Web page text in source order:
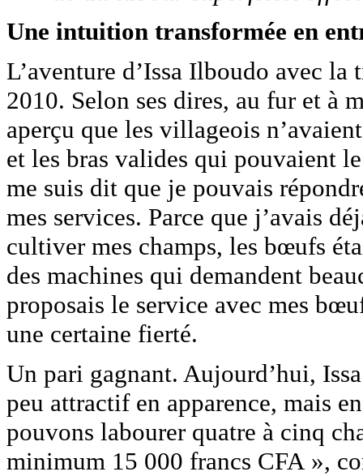
Une intuition transformée en
L’aventure d’Issa Ilboudo avec la
2010. Selon ses dires, au fur et à
aperçu que les villageois
et les bras valides qui pouvaient
me suis dit que je pouvais
mes services. Parce que j’avais
cultiver mes champs, les bœufs
des machines qui demandent
proposais le service avec mes
une certaine fierté.
Un pari gagnant. Aujourd’hui,
peu attractif en apparence, mais
pouvons labourer quatre à cinq
minimum 15 000 francs CFA »,